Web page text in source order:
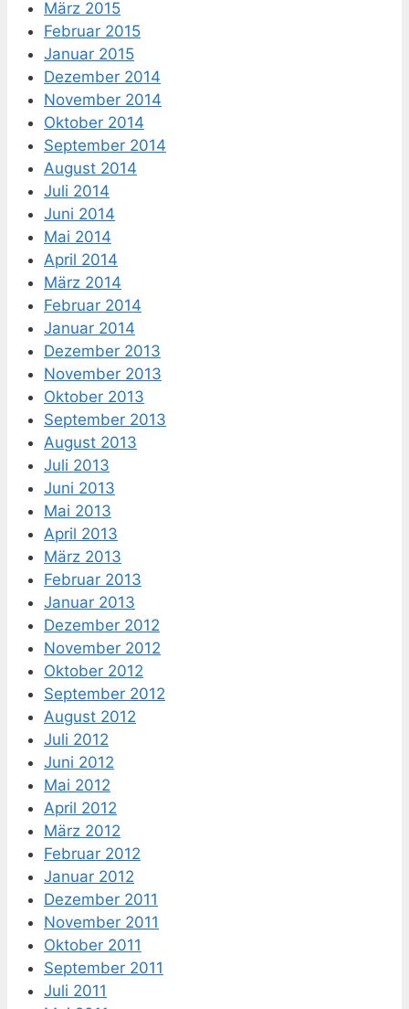
März 2015
Februar 2015
Januar 2015
Dezember 2014
November 2014
Oktober 2014
September 2014
August 2014
Juli 2014
Juni 2014
Mai 2014
April 2014
März 2014
Februar 2014
Januar 2014
Dezember 2013
November 2013
Oktober 2013
September 2013
August 2013
Juli 2013
Juni 2013
Mai 2013
April 2013
März 2013
Februar 2013
Januar 2013
Dezember 2012
November 2012
Oktober 2012
September 2012
August 2012
Juli 2012
Juni 2012
Mai 2012
April 2012
März 2012
Februar 2012
Januar 2012
Dezember 2011
November 2011
Oktober 2011
September 2011
Juli 2011